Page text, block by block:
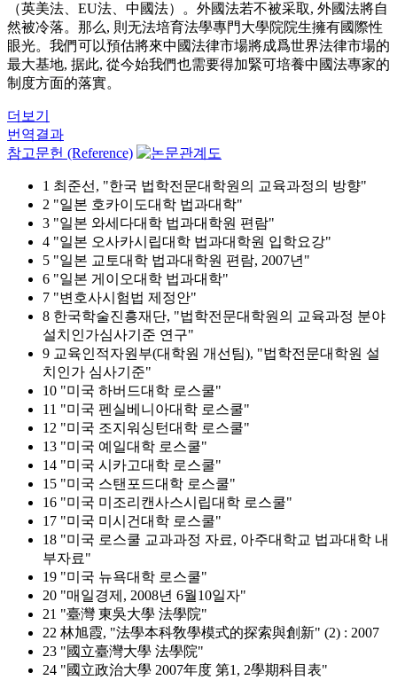
（英美法、EU法、中國法）。外國法若不被采取, 外國法將自
然被冷落。那么, 則无法培育法學專門大學院院生擁有國際性
眼光。我們可以預估將來中國法律市場將成爲世界法律市場的
最大基地, 据此, 從今始我們也需要得加緊可培養中國法專家的
制度方面的落實。
더보기
번역결과
참고문헌 (Reference)
1 최준선, "한국 법학전문대학원의 교육과정의 방향"
2 "일본 호카이도대학 법과대학"
3 "일본 와세다대학 법과대학원 편람"
4 "일본 오사카시립대학 법과대학원 입학요강"
5 "일본 교토대학 법과대학원 편람, 2007년"
6 "일본 게이오대학 법과대학"
7 "변호사시험법 제정안"
8 한국학술진흥재단, "법학전문대학원의 교육과정 분야
설치인가심사기준 연구"
9 교육인적자원부(대학원 개선팀), "법학전문대학원 설
치인가 심사기준"
10 "미국 하버드대학 로스쿨"
11 "미국 펜실베니아대학 로스쿨"
12 "미국 조지워싱턴대학 로스쿨"
13 "미국 예일대학 로스쿨"
14 "미국 시카고대학 로스쿨"
15 "미국 스탠포드대학 로스쿨"
16 "미국 미조리캔사스시립대학 로스쿨"
17 "미국 미시건대학 로스쿨"
18 "미국 로스쿨 교과과정 자료, 아주대학교 법과대학 내
부자료"
19 "미국 뉴욕대학 로스쿨"
20 "매일경제, 2008년 6월10일자"
21 "臺灣 東吳大學 法學院"
22 林旭霞, "法學本科敎學模式的探索與創新" (2) : 2007
23 "國立臺灣大學 法學院"
24 "國立政治大學 2007年度 第1, 2學期科目表"